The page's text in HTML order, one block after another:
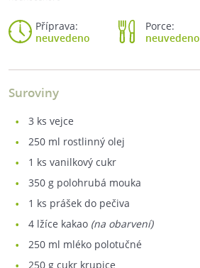
Příprava:
neuvedeno
Porce:
neuvedeno
Suroviny
3 ks vejce
250 ml rostlinný olej
1 ks vanilkový cukr
350 g polohrubá mouka
1 ks prášek do pečiva
4 lžíce kakao (na obarvení)
250 ml mléko polotučné
250 g cukr krupice